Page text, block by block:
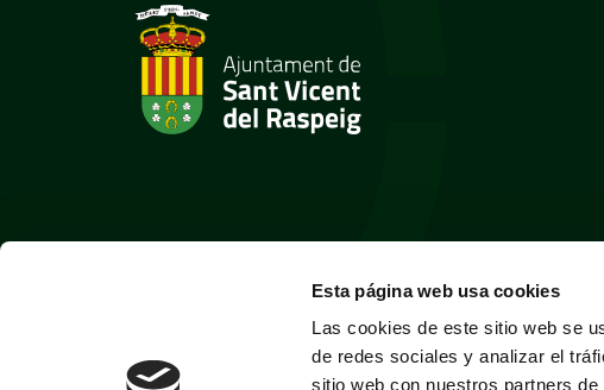
Esta página web usa cookies
Las cookies de este sitio web se
de redes sociales y analizar el
sitio web con nuestros partners